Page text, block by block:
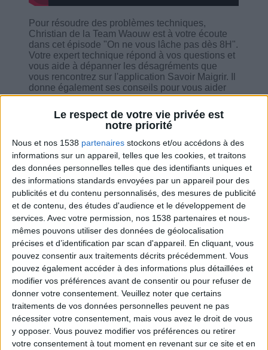
Le respect de votre vie privée est
notre priorité
Nous et nos 1538 partenaires stockons et/ou accédons à des
informations sur un appareil, telles que les cookies, et traitons
des données personnelles telles que des identifiants uniques et
des informations standards envoyées par un appareil pour des
publicités et du contenu personnalisés, des mesures de publicité
et de contenu, des études d'audience et le développement de
services. Avec votre permission, nos 1538 partenaires et nous-
mêmes pouvons utiliser des données de géolocalisation
précises et d’identification par scan d'appareil. En cliquant, vous
pouvez consentir aux traitements décrits précédemment. Vous
pouvez également accéder à des informations plus détaillées et
modifier vos préférences avant de consentir ou pour refuser de
donner votre consentement. Veuillez noter que certains
traitements de vos données personnelles peuvent ne pas
nécessiter votre consentement, mais vous avez le droit de vous
y opposer. Vous pouvez modifier vos préférences ou retirer
votre consentement à tout moment en revenant sur ce site et en
Pour résoudre des problèmes techniques,
Christian de la Team Waouw est à votre écoute
dans cet épisode "On ne vous lâche pas dès 8H".
Votre expert technique répond à vos questions et
vous aide à dépanner les désagréments que
vous rencontrez sur l'application Savoir Maigrir. Il
donne également ses conseils pour vous aider
dans votre programme. Et tout cela a pour but de
vous aider à améliorer votre expérience
utilisateur.
Combien de kilos souhaitez-vous perdre ?
Moins de
5 kilos
De 5 à 10
kilos
Plus de
10 kilos
Service-client & Motivation Voir tout
Les équipes du Service-client et de la
Communauté Savoir Maigrir vous aident
chaque semaine à vous rapprocher
sereinement de votre objectif minceur.